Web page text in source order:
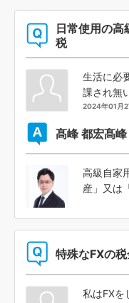
日常使用の高
税
生活に必
課され無
2024年01月
髙峰 都宏髙
高級自家
産」又は
特殊なFXの
私はFXを